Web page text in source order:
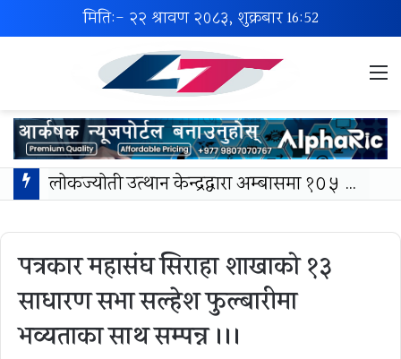
मिति:- २२ श्रावण २०८३, शुक्रबार16:52
लोकज्योती उत्थान केन्द्रद्वारा अम्बासमा १०५ विपन्न विद्यार्थीलाई शैक्षिक तथा खेलकुद सामग्री वितरण
पत्रकार महासंघ सिराहा शाखाको १३
साधारण सभा सल्हेश फुल्बारीमा
भव्यताका साथ सम्पन्न ।।।